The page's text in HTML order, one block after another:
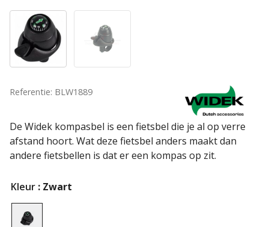
Referentie: BLW1889
De Widek kompasbel is een fietsbel die je al op verre
afstand hoort. Wat deze fietsbel anders maakt dan
andere fietsbellen is dat er een kompas op zit.
Kleur : Zwart